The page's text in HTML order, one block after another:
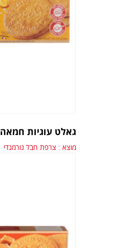
גאלט עוגיות חמאה
מוצא : צרפת חבל נורמנדי